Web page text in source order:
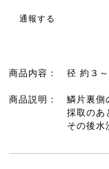
通報する
商品内容： 径 約３～
商品説明： 鱗片裏側
採取のあと５
その後水洗い